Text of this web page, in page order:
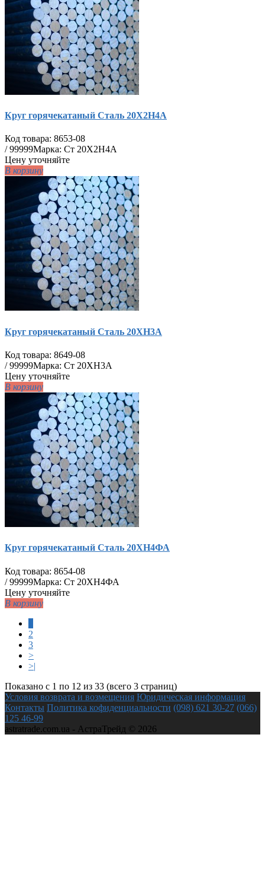
Круг горячекатаный Сталь 20Х2Н4А
Код товара: 8653-08
/99999Марка: Ст 20Х2Н4А
Цену уточняйте
В корзину
Круг горячекатаный Сталь 20ХН3А
Код товара: 8649-08
/99999Марка: Ст 20ХН3А
Цену уточняйте
В корзину
Круг горячекатаный Сталь 20ХН4ФА
Код товара: 8654-08
/99999Марка: Ст 20ХН4ФА
Цену уточняйте
В корзину
2
3
>
>|
Показано с 1 по 12 из 33 (всего 3 страниц)
Условия возврата и возмещения Юридическая информация
Контакты Политика кофиденциальности (098) 621 30-27 (066)
125 46-99
astratrade.com.ua - АстраТрейд © 2026